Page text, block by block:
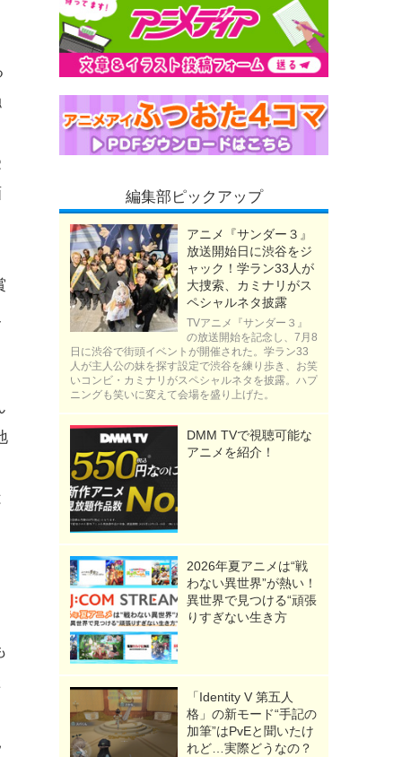
編集部ピックアップ
アニメ『サンダー３』
放送開始日に渋谷をジ
ャック！学ラン33人が
大捜索、カミナリがス
ペシャルネタ披露
TVアニメ『サンダー３』
の放送開始を記念し、7月8
日に渋谷で街頭イベントが開催された。学ラン33
人が主人公の妹を探す設定で渋谷を練り歩き、お笑
いコンビ・カミナリがスペシャルネタを披露。ハプ
ニングも笑いに変えて会場を盛り上げた。
DMM TVで視聴可能な
アニメを紹介！
2026年夏アニメは“戦
わない異世界”が熱い！
異世界で見つける“頑張
りすぎない生き方
「Identity V 第五人
格」の新モード“手記の
加筆”はPvEと聞いたけ
れど…実際どうなの？